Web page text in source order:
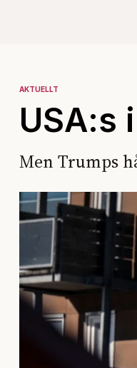
AKTUELLT
USA:s
Men Trumps